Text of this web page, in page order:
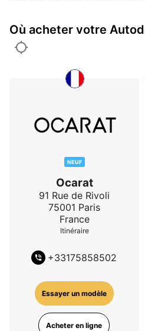
Où acheter votre
NEUF
Ocarat
91 Rue de Rivoli
75001 Paris
France
Itinéraire
+33175858502
Essayer un modèle
Acheter en ligne